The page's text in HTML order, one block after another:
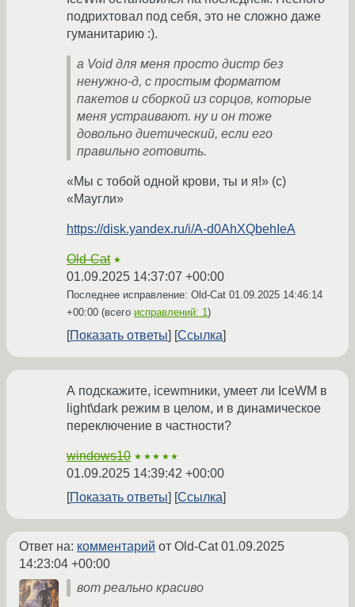
подрихтовал под себя, это не сложно даже
гуманитарию :).
а Void для меня просто дистр без
ненужно-д, с простым форматом
пакетов и сборкой из сорцов, которые
меня устраивают. ну и он тоже
довольно диетический, если его
правильно готовить.
«Мы с тобой одной крови, ты и я!» (с)
«Маугли»
https://disk.yandex.ru/i/A-d0AhXQbehIeA
Old-Cat ★
01.09.2025 14:37:07 +00:00
Последнее исправление: Old-Cat 01.09.2025 14:46:14
+00:00 (всего исправлений: 1)
Показать ответы Ссылка
А подскажите, icewmники, умеет ли IceWM в
light\dark режим в целом, и в динамическое
переключение в частности?
windows10 ★★★★★
01.09.2025 14:39:42 +00:00
Показать ответы
Ссылка
Ответ на: комментарий от Old-Cat01.09.2025
14:23:04 +00:00
вот реально красиво